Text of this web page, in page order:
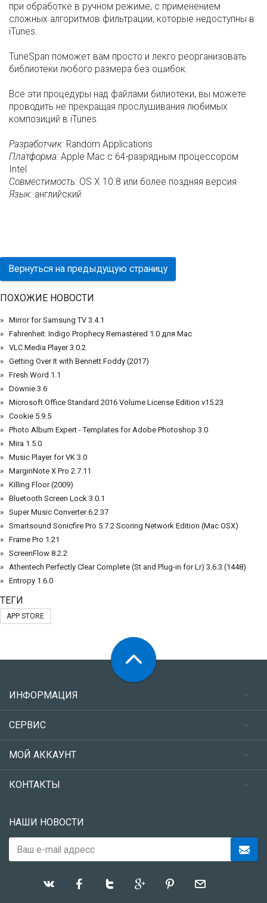
при обработке в ручном режиме, с применением
сложных алгоритмов фильтрации, которые недоступны в
iTunes.
TuneSpan поможет вам просто и лекго реорганизовать
библиотеки любого размера без ошибок.
Все эти процедуры над файлами билиотеки, вы можете
проводить не прекращая прослушивания любимых
композиций в iTunes.
Разработчик: Random Applications
Платформа: Apple Mac с 64-разрядным процессором
Intel
Совместимость: OS X 10.8 или более поздняя версия
Язык: английский
Вернуться на предыдущую страницу
ПОХОЖИЕ НОВОСТИ
Mirror for Samsung TV 3.4.1
Fahrenheit: Indigo Prophecy Remastered 1.0 для Mac
VLC Media Player 3.0.2
Getting Over It with Bennett Foddy (2017)
Fresh Word 1.1
Downie 3.6
Microsoft Office Standard 2016 Volume License Edition v15.23
Cookie 5.9.5
Photo Album Expert - Templates for Adobe Photoshop 3.0
Mira 1.5.0
Music Player for VK 3.0
MarginNote X Pro 2.7.11
Killing Floor (2009)
Bluetooth Screen Lock 3.0.1
Super Music Converter 6.2.37
Smartsound Sonicfire Pro 5.7.2 Scoring Network Edition (Mac OSX)
Frame Pro 1.21
ScreenFlow 8.2.2
Athentech Perfectly Clear Complete (St and Plug-in for Lr) 3.6.3 (1448)
Entropy 1.6.0
ТЕГИ
APP STORE
ИНФОРМАЦИЯ
СЕРВИС
МОЙ АККАУНТ
КОНТАКТЫ
НАШИ НОВОСТИ